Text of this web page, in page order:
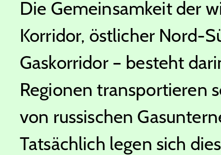
Die Gemeinsamkeit der
Korridor, östlicher Nord-
Gaskorridor – besteht
Regionen transportieren
von russischen
Tatsächlich legen sich